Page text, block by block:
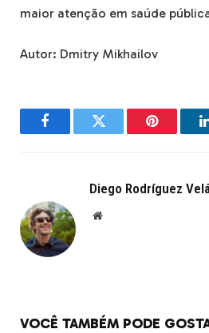
maior atenção em saúde
Autor: Dmitry Mikhailov
FacebookTwitter Pinterest
Diego Rodríguez
Website
VOCÊ TAMBÉM PODE